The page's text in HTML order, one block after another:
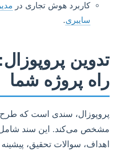
کاربرد هوش تجاری در
سایبری.
تدوین
راه پروژه شما
پروپوزال، سندی است که طرح
مشخص می‌کند. این سند
اهداف، سوالات تحقیق،